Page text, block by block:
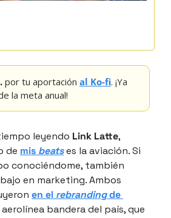
por tu aportación al Ko-fi. ¡Ya
la meta anual!
leyendo Link Latte,
de mis beats es la aviación. Si
conociéndome, también
en marketing. Ambos
en el rebranding de
aerolínea bandera del país, que